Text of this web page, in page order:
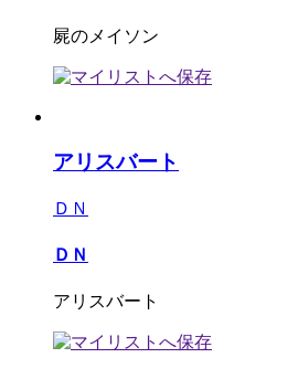
屍のメイソン
アリスバート
ＤＮ
ＤＮ
アリスバート